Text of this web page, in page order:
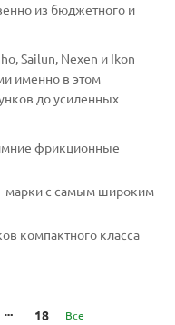
из бюджетного и
Sailun, Nexen и Ikon
именно в этом
до усиленных
фрикционные
марки с самым широким
компактного класса
18 Все